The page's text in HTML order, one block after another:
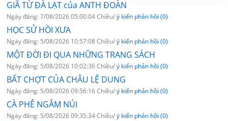
GIÃ TỪ ĐÀ LẠT của ANTH ĐOÀN
Ngày đăng: 7/08/2026 05:00:04 Chiều/ý kiến phản hồi (0)
HỌC SỬ HỒI XƯA
Ngày đăng: 5/08/2026 10:57:08 Chiều/ý kiến phản hồi (0)
MỘT ĐỜI ĐI QUA NHỮNG TRANG SÁCH
Ngày đăng: 5/08/2026 10:02:36 Chiều/ý kiến phản hồi (0)
BẤT CHỢT CỦA CHÂU LỆ DUNG
Ngày đăng: 5/08/2026 09:56:16 Chiều/ý kiến phản hồi (0)
CÀ PHÊ NGẮM NÚI
Ngày đăng: 5/08/2026 09:35:34 Chiều/ý kiến phản hồi (0)